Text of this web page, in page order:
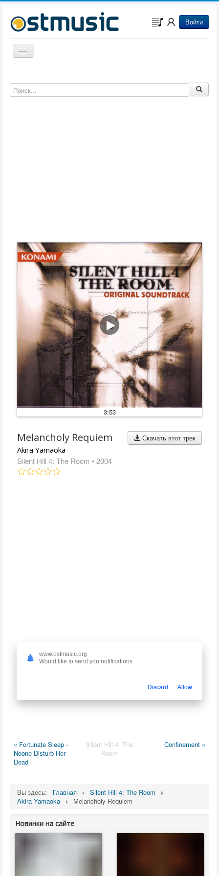
Войти
Включить/выключить навигацию
Музыка из мультфильмов
Музыка из сериалов
3:53
Скачать этот трек
Melancholy Requiem
Akira Yamaoka
Silent Hill 4: The Room • 2004
« Fortunate Sleep -
Noone Disturb Her
Dead
Silent Hill 4: The
Room
Confinement »
Вы здесь: Главная
Silent Hill 4: The Room
Akira Yamaoka
Melancholy Requiem
Новинки на сайте
www.ostmusic.org
Would like to send you notifications
Discard Allow